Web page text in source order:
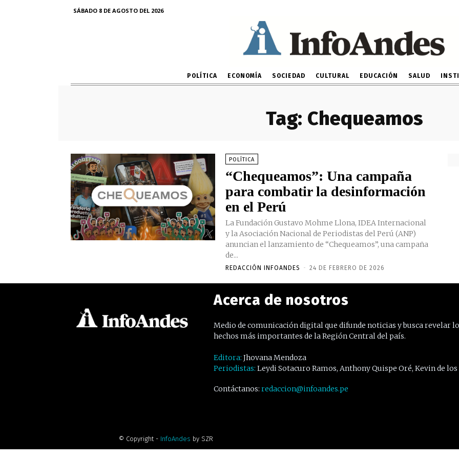
SÁBADO 8 DE AGOSTO DEL 2026
POLÍTICA ECONOMÍA SOCIEDAD CULTURAL EDUCACIÓN SALUD
Tag: Chequeamos
POLÍTICA
“Chequeamos”: Una campaña
para combatir la desinformación
en el Perú
La Fundación Gustavo Mohme Llona, IDEA Internacional
y la Asociación Nacional de Periodistas del Perú (ANP)
anuncian el lanzamiento de “Chequeamos”, una campaña
de...
REDACCIÓN INFOANDES - 24 DE FEBRERO DE 2026
Acerca de nosotros
Medio de comunicación digital que difunde noticias y busca revelar
hechos más importantes de la Región Central del país.
Editora: Jhovana Mendoza
Periodistas: Leydi Sotacuro Ramos, Anthony Quispe Oré, Kevin de los
Contáctanos: redaccion@infoandes.pe
© Copyright - InfoAndes by SZR